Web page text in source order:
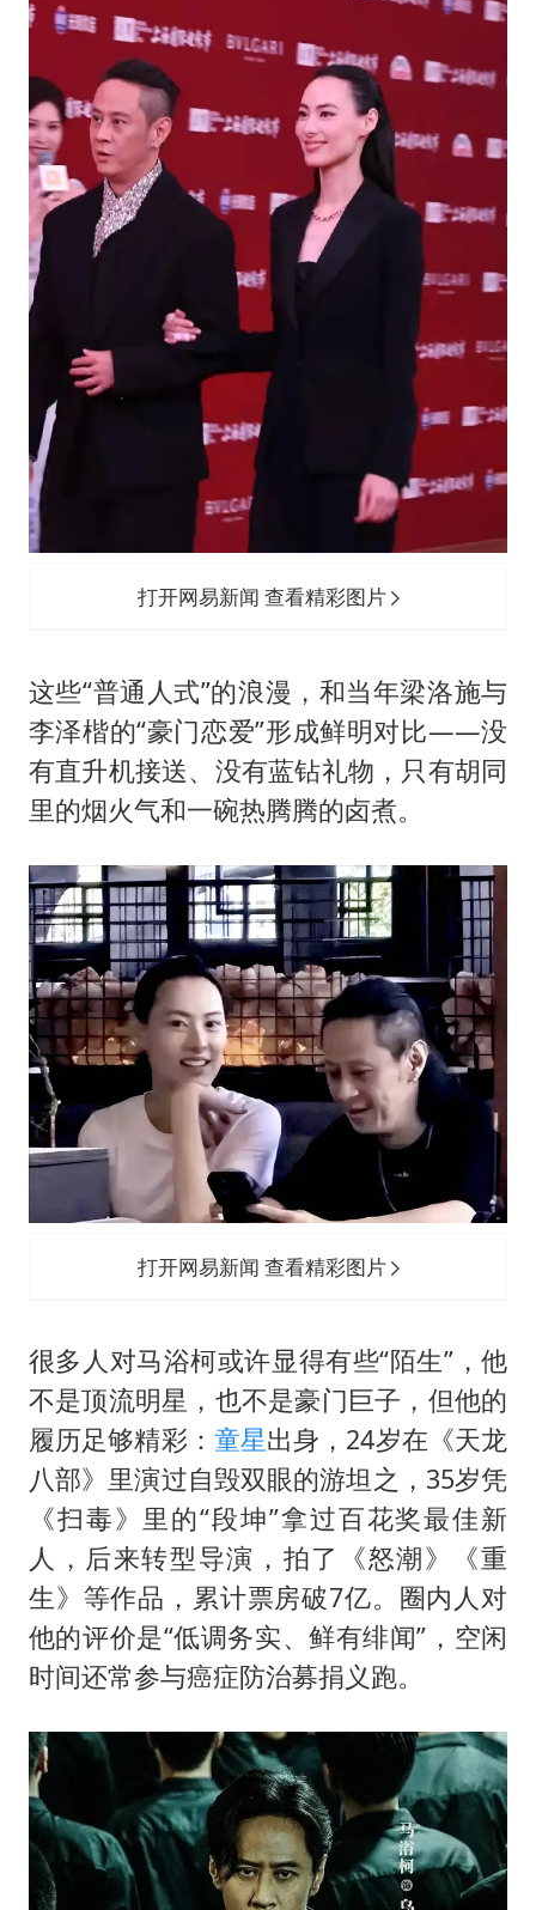
打开网易新闻 查看精彩图片
这些“普通人式”的浪漫，和当年梁洛施与
李泽楷的“豪门恋爱”形成鲜明对比——没
有直升机接送、没有蓝钻礼物，只有胡同
里的烟火气和一碗热腾腾的卤煮。
打开网易新闻 查看精彩图片
很多人对马浴柯或许显得有些“陌生”，他
不是顶流明星，也不是豪门巨子，但他的
履历足够精彩： 童星出身，24岁在《天龙
八部》里演过自毁双眼的游坦之，35岁凭
《扫毒》里的“段坤”拿过百花奖最佳新
人，后来转型导演，拍了《怒潮》《重
生》等作品，累计票房破7亿。圈内人对
他的评价是“低调务实、鲜有绯闻”，空闲
时间还常参与癌症防治募捐义跑。